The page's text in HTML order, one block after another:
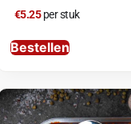
€5.25per stuk
Bestellen